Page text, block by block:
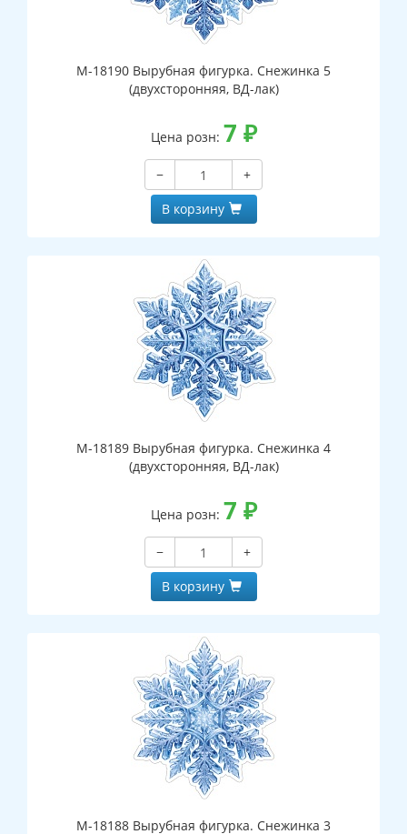
М-18190 Вырубная фигурка. Снежинка 5
(двухсторонняя, ВД-лак)
Цена розн: 7 ₽
−
+
В корзину
М-18189 Вырубная фигурка. Снежинка 4
(двухсторонняя, ВД-лак)
Цена розн: 7 ₽
−
+
В корзину
М-18188 Вырубная фигурка. Снежинка 3